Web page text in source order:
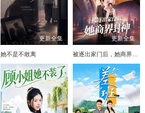
更新全集
她不是不敢离
更新全集
被逐出家门后，她商界封神